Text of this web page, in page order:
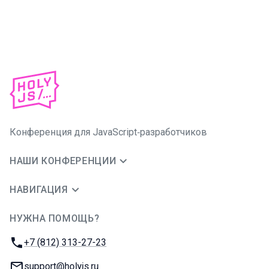
Конференция для JavaScript‑разработчиков
НАШИ КОНФЕРЕНЦИИ
НАВИГАЦИЯ
НУЖНА ПОМОЩЬ?
Телефон:
+7 (812) 313-27-23
E-mail:
support@holyjs.ru